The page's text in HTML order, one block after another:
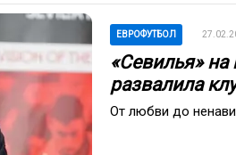
ЕВРОФУТБОЛ
«Севилья»
развалила
От любви до